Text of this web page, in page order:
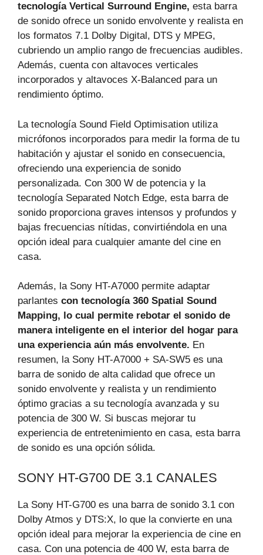
tecnología Vertical Surround Engine, esta barra
de sonido ofrece un sonido envolvente y realista en
los formatos 7.1 Dolby Digital, DTS y MPEG,
cubriendo un amplio rango de frecuencias audibles.
Además, cuenta con altavoces verticales
incorporados y altavoces X-Balanced para un
rendimiento óptimo.
La tecnología Sound Field Optimisation utiliza
micrófonos incorporados para medir la forma de tu
habitación y ajustar el sonido en consecuencia,
ofreciendo una experiencia de sonido
personalizada. Con 300 W de potencia y la
tecnología Separated Notch Edge, esta barra de
sonido proporciona graves intensos y profundos y
bajas frecuencias nítidas, convirtiéndola en una
opción ideal para cualquier amante del cine en
casa.
Además, la Sony HT-A7000 permite adaptar
parlantes con tecnología 360 Spatial Sound
Mapping, lo cual permite rebotar el sonido de
manera inteligente en el interior del hogar para
una experiencia aún más envolvente. En
resumen, la Sony HT-A7000 + SA-SW5 es una
barra de sonido de alta calidad que ofrece un
sonido envolvente y realista y un rendimiento
óptimo gracias a su tecnología avanzada y su
potencia de 300 W. Si buscas mejorar tu
experiencia de entretenimiento en casa, esta barra
de sonido es una opción sólida.
SONY HT-G700 DE 3.1 CANALES
La Sony HT-G700 es una barra de sonido 3.1 con
Dolby Atmos y DTS:X, lo que la convierte en una
opción ideal para mejorar la experiencia de cine en
casa. Con una potencia de 400 W, esta barra de